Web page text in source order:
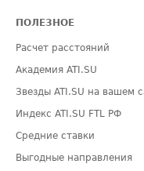
ПОЛЕЗНОЕ
Расчет расстояний
Академия ATI.SU
Звезды ATI.SU на вашем
Индекс ATI.SU FTL РФ
Средние ставки
Выгодные направления